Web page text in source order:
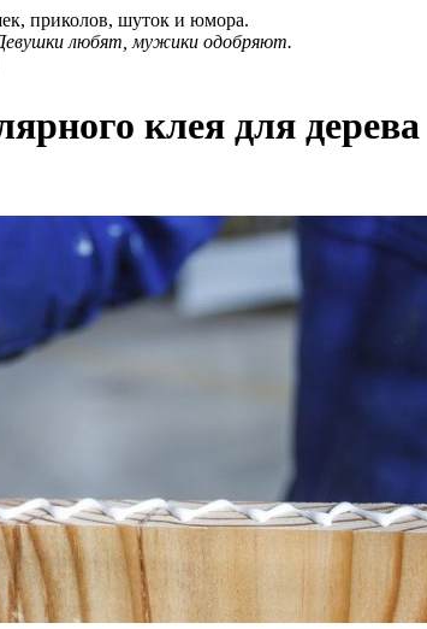
приколов, шуток и юмора.
любят, мужики одобряют.
клея для дерева